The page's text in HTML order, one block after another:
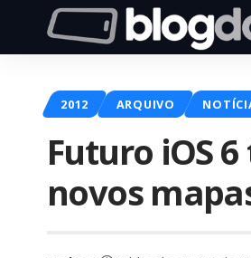
2012 ARQUIVO
Futuro iOS
novos